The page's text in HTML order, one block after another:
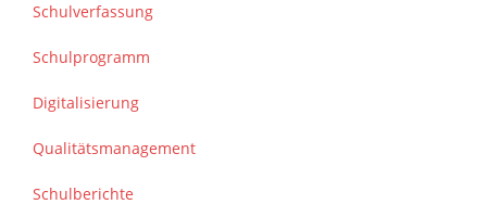
Schulverfassung
Schulprogramm
Digitalisierung
Qualitätsmanagement
Schulberichte